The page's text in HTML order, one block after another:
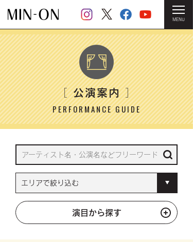
MENU
HOME ＞ 公演案内
［公演案内］
PERFORMANCE GUIDE
演目から探す